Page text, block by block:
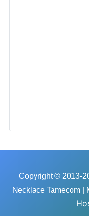
Copyright © 2013-
Necklace Tamecom |